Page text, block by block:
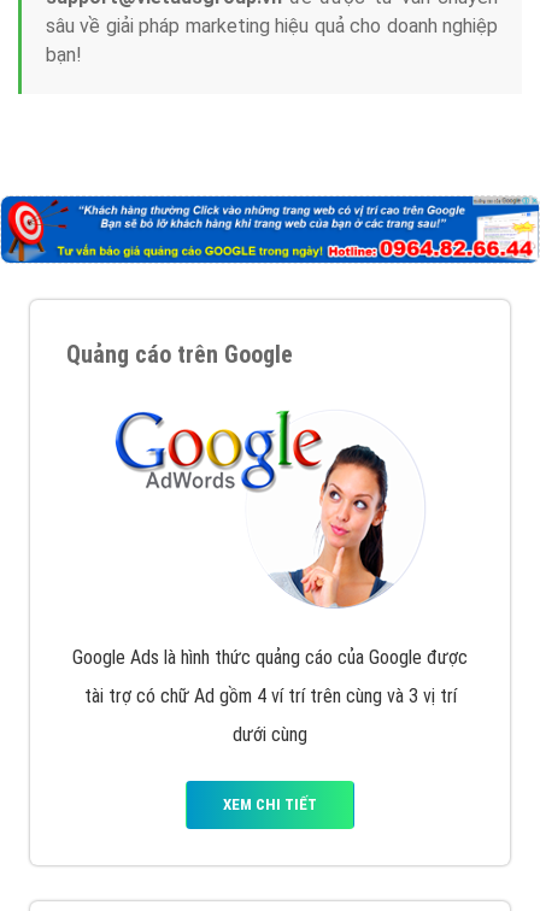
sâu về giải pháp marketing hiệu quả cho doanh nghiệp
bạn!
Quảng cáo trên Google
Google Ads là hình thức quảng cáo của Google được
tài trợ có chữ Ad gồm 4 ví trí trên cùng và 3 vị trí
dưới cùng
XEM CHI TIẾT